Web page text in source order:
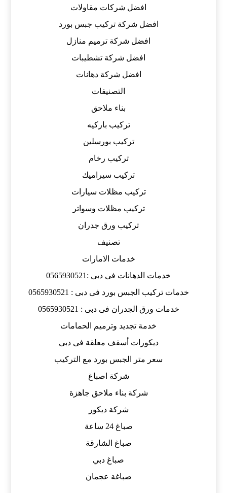
افضل شركات مقاولات
افضل شركة تركيب جبس بورد
افضل شركة ترميم منازل
افضل شركة تشطيبات
افضل شركة دهانات
التصنيفات
بناء ملاحق
تركيب باركيه
تركيب بورسلين
تركيب رخام
تركيب سيراميك
تركيب مظلات سيارات
تركيب مظلات وسواتر
تركيب ورق جدران
تصنيف
خدمات الامارات
خدمات الدهانات فى دبى :0565930521
خدمات تركيب الجبس بورد فى دبى : 0565930521
خدمات ورق الجدران فى دبى : 0565930521
خدمة تجديد وترميم الحمامات
ديكورات أسقف معلقة فى دبى
سعر متر الجبس بورد مع التركيب
شركة اصباغ
شركة بناء ملاحق جاهزة
شركة ديكور
صباغ 24 ساعة
صباغ الشارقة
صباغ دبي
صباغة عجمان